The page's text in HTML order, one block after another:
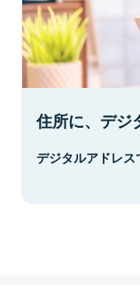
住所に、デジ
デジタルアドレス